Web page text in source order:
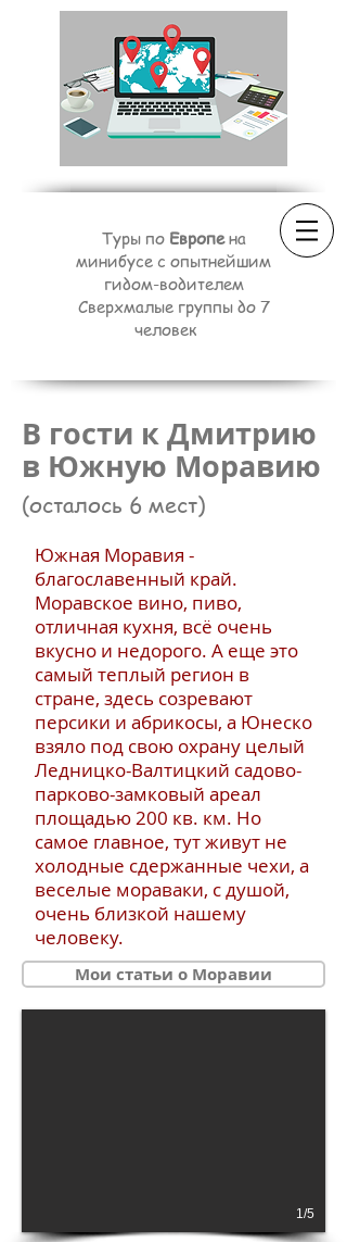
Туры по Европена
минибусе с опытнейшим
гидом-водителем
Сверхмалые группы до 7
человек
В гости к Дмитрию
в Южную Моравию
(осталось 6 мест)
Южная Моравия -
благославенный край.
Моравское вино, пиво,
отличная кухня, всё очень
вкусно и недорого. А еще это
самый теплый регион в
стране, здесь созревают
персики и абрикосы, а Юнеско
взяло под свою охрану целый
Ледницко-Валтицкий садово-
парково-замковый ареал
площадью 200 кв. км. Но
самое главное, тут живут не
холодные сдержанные чехи, а
веселые мораваки, с душой,
очень близкой нашему
человеку.
Мои статьи о Моравии
1/5